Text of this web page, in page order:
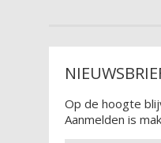
Op de hoogte
Aanmelden is